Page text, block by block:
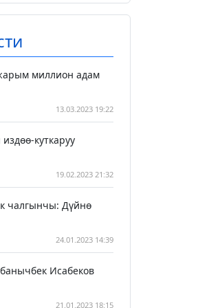
миллион адам
13.03.2023 19:22
куткаруу
19.02.2023 21:32
чалгынчы: Дүйнө
24.01.2023 14:39
Исабеков
21.01.2023 18:15